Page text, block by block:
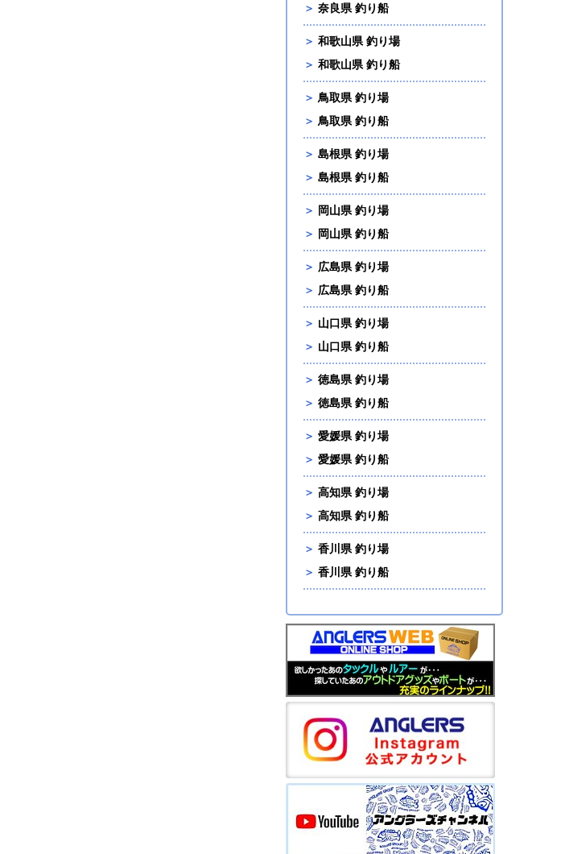
＞ 奈良県 釣り船
＞ 和歌山県 釣り場
＞ 和歌山県 釣り船
＞ 鳥取県 釣り場
＞ 鳥取県 釣り船
＞ 島根県 釣り場
＞ 島根県 釣り船
＞ 岡山県 釣り場
＞ 岡山県 釣り船
＞ 広島県 釣り場
＞ 広島県 釣り船
＞ 山口県 釣り場
＞ 山口県 釣り船
＞ 徳島県 釣り場
＞ 徳島県 釣り船
＞ 愛媛県 釣り場
＞ 愛媛県 釣り船
＞ 高知県 釣り場
＞ 高知県 釣り船
＞ 香川県 釣り場
＞ 香川県 釣り船